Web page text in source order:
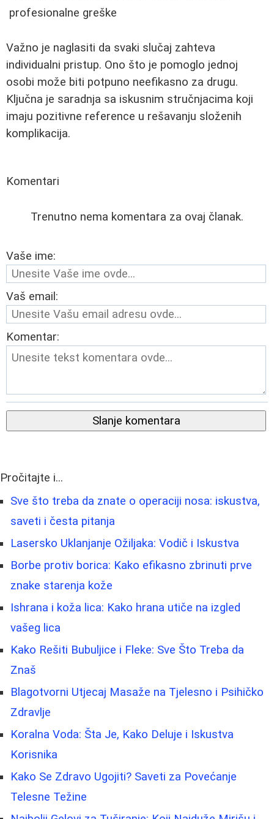
profesionalne greške
Važno je naglasiti da svaki slučaj zahteva
individualni pristup. Ono što je pomoglo jednoj
osobi može biti potpuno neefikasno za drugu.
Ključna je saradnja sa iskusnim stručnjacima koji
imaju pozitivne reference u rešavanju složenih
komplikacija.
Komentari
Trenutno nema komentara za ovaj članak.
Vaše ime:
Vaš email:
Komentar:
Slanje komentara
Pročitajte i...
Sve što treba da znate o operaciji nosa: iskustva,
saveti i česta pitanja
Lasersko Uklanjanje Ožiljaka: Vodič i Iskustva
Borbe protiv borica: Kako efikasno zbrinuti prve
znake starenja kože
Ishrana i koža lica: Kako hrana utiče na izgled
vašeg lica
Kako Rešiti Bubuljice i Fleke: Sve Što Treba da
Znaš
Blagotvorni Utjecaj Masaže na Tjelesno i Psihičko
Zdravlje
Koralna Voda: Šta Je, Kako Deluje i Iskustva
Korisnika
Kako Se Zdravo Ugojiti? Saveti za Povećanje
Telesne Težine